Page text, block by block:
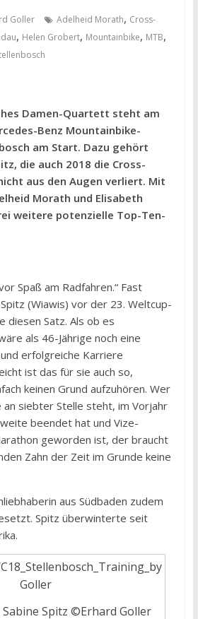
Goller Adelheid Morath, Cross-
, Helen Grobert, Mountainbike, MTB,
Damen-Quartett steht am
Benz Mountainbike-
am Start. Dazu gehört
die auch 2018 die Cross-
aus den Augen verliert. Mit
Morath und Elisabeth
weitere potenzielle Top-Ten-
Spaß am Radfahren.“ Fast
(Wiawis) vor der 23. Weltcup-
diesen Satz. Als ob es
als 46-Jährige noch eine
erfolgreiche Karriere
ist das für sie auch so,
keinen Grund aufzuhören. Wer
siebter Stelle steht, im Vorjahr
beendet hat und Vize-
geworden ist, der braucht
Zahn der Zeit im Grunde keine
aus Südbaden zudem
Spitz überwinterte seit
Spitz ©Erhard Goller